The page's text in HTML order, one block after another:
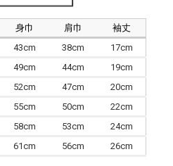
身巾 肩巾
袖丈
43cm 38cm
17cm
49cm 44cm
19cm
52cm 47cm
20cm
55cm 50cm
22cm
58cm 53cm
24cm
61cm 56cm 26cm